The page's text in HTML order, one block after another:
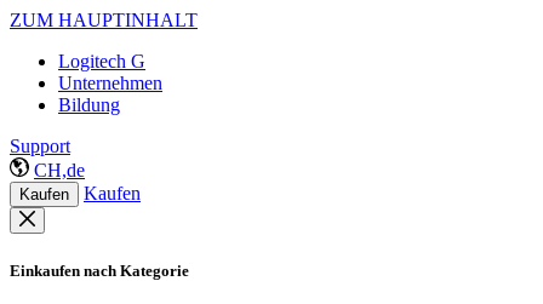
ZUM HAUPTINHALT
Logitech G
Unternehmen
Bildung
Support
CH,de
Kaufen Kaufen
Einkaufen nach Kategorie